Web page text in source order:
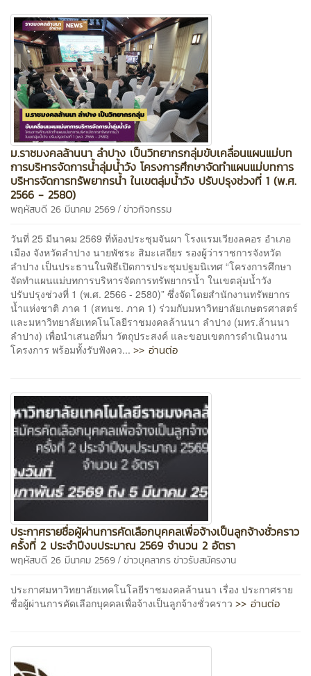
ม.ราชมงคลล้านนา ลำปาง เป็นวิทยากรกลุ่มขับเคลื่อนแผนแม่บท
การบริหารจัดการน้ำลุ่มน้ำวัง โครงการศึกษาจัดทำแผนแม่บทการ
บริหารจัดการทรัพยากรน้ำ ในเขตลุ่มน้ำวัง ปรับปรุงช่วงที่ 1 (พ.ศ.
2566 - 2580)
พฤหัสบดี 26 มีนาคม 2569 / ข่าวกิจกรรม
วันที่ 25 มีนาคม 2569 ที่ห้องประชุมจันผา โรงแรมเวียงลคอร อำเภอ
เมือง จังหวัดลำปาง นายพัชระ สิมะเสถียร รองผู้ว่าราชการจังหวัด
ลำปาง เป็นประธานในพิธีเปิดการประชุมปฐมนิเทศ “โครงการศึกษา
จัดทำแผนแม่บทการบริหารจัดการทรัพยากรน้ำ ในเขตลุ่มน้ำวัง
ปรับปรุงช่วงที่ 1 (พ.ศ. 2566 - 2580)” ซึ่งจัดโดยสำนักงานทรัพยากร
น้ำแห่งชาติ ภาค 1 (สทนช. ภาค 1) ร่วมกับมหาวิทยาลัยเกษตรศาสตร์
และมหาวิทยาลัยเทคโนโลยีราชมงคลล้านนา ลำปาง (มทร.ล้านนา
ลำปาง) เพื่อนำเสนอที่มา วัตถุประสงค์ และขอบเขตการดำเนินงาน
โครงการ พร้อมทั้งรับฟังคว... >> อ่านต่อ
ประกาศรายชื่อผู้ผ่านการคัดเลือกบุคคลเพื่อจ้างเป็นลูกจ้างชั่วคราว
ครั้งที่ 2 ประจำปีงบประมาณ 2569 จำนวน 2 อัตรา
พฤหัสบดี 26 มีนาคม 2569 / ข่าวบุคลากรข่าวรับสมัครงาน
ประกาศมหาวิทยาลัยเทคโนโลยีราชมงคลล้านนา เรื่อง ประกาศราย
ชื่อผู้ผ่านการคัดเลือกบุคคลเพื่อจ้างเป็นลูกจ้างชั่วคราว >> อ่านต่อ